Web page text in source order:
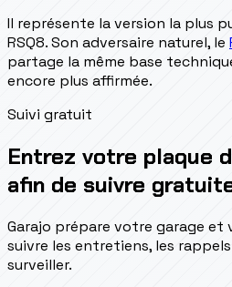
Il représente la version la plus
RSQ8. Son adversaire naturel, le
partage la même base
encore plus affirmée.
Suivi gratuit
Entrez votre plaque
afin de suivre
Garajo prépare votre garage et
suivre les entretiens, les
surveiller.